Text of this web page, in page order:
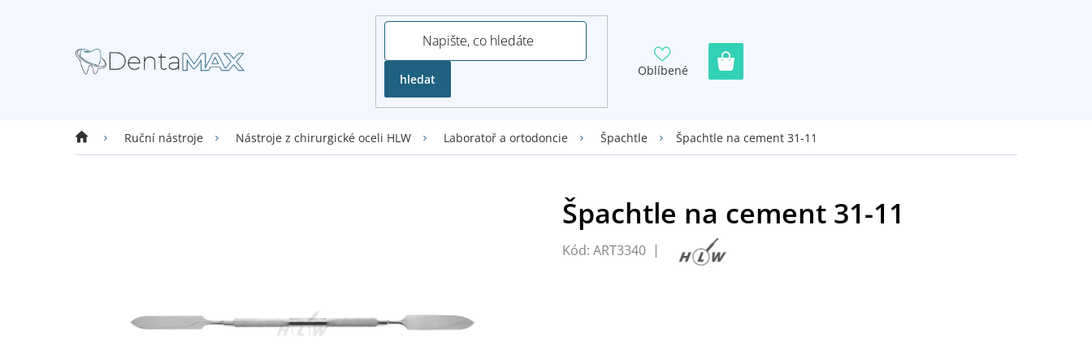
hledat
Oblíbené
Domů Ruční nástroje Nástroje z chirurgické oceli HLW Laboratoř a ortodoncie Špachtle Špachtle na cement 31-11
Kód: ART3340